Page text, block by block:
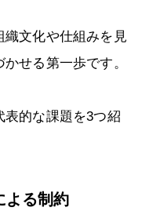
織文化や仕組みを見
せる第一歩です。
表的な課題を3つ紹
よる制約